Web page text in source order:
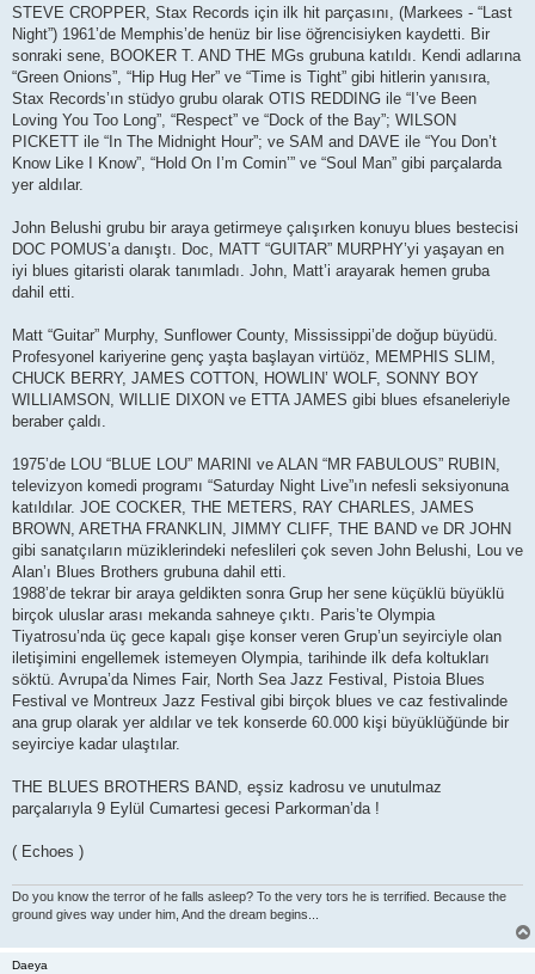
STEVE CROPPER, Stax Records için ilk hit parçasını, (Markees - “Last
Night”) 1961’de Memphis’de henüz bir lise öğrencisiyken kaydetti. Bir
sonraki sene, BOOKER T. AND THE MGs grubuna katıldı. Kendi adlarına
“Green Onions”, “Hip Hug Her” ve “Time is Tight” gibi hitlerin yanısıra,
Stax Records’ın stüdyo grubu olarak OTIS REDDING ile “I’ve Been
Loving You Too Long”, “Respect” ve “Dock of the Bay”; WILSON
PICKETT ile “In The Midnight Hour”; ve SAM and DAVE ile “You Don’t
Know Like I Know”, “Hold On I’m Comin’” ve “Soul Man” gibi parçalarda
yer aldılar.
John Belushi grubu bir araya getirmeye çalışırken konuyu blues bestecisi
DOC POMUS’a danıştı. Doc, MATT “GUITAR” MURPHY’yi yaşayan en
iyi blues gitaristi olarak tanımladı. John, Matt’i arayarak hemen gruba
dahil etti.
Matt “Guitar” Murphy, Sunflower County, Mississippi’de doğup büyüdü.
Profesyonel kariyerine genç yaşta başlayan virtüöz, MEMPHIS SLIM,
CHUCK BERRY, JAMES COTTON, HOWLIN’ WOLF, SONNY BOY
WILLIAMSON, WILLIE DIXON ve ETTA JAMES gibi blues efsaneleriyle
beraber çaldı.
1975’de LOU “BLUE LOU” MARINI ve ALAN “MR FABULOUS” RUBIN,
televizyon komedi programı “Saturday Night Live”ın nefesli seksiyonuna
katıldılar. JOE COCKER, THE METERS, RAY CHARLES, JAMES
BROWN, ARETHA FRANKLIN, JIMMY CLIFF, THE BAND ve DR JOHN
gibi sanatçıların müziklerindeki nefeslileri çok seven John Belushi, Lou ve
Alan’ı Blues Brothers grubuna dahil etti.
1988’de tekrar bir araya geldikten sonra Grup her sene küçüklü büyüklü
birçok uluslar arası mekanda sahneye çıktı. Paris’te Olympia
Tiyatrosu’nda üç gece kapalı gişe konser veren Grup’un seyirciyle olan
iletişimini engellemek istemeyen Olympia, tarihinde ilk defa koltukları
söktü. Avrupa’da Nimes Fair, North Sea Jazz Festival, Pistoia Blues
Festival ve Montreux Jazz Festival gibi birçok blues ve caz festivalinde
ana grup olarak yer aldılar ve tek konserde 60.000 kişi büyüklüğünde bir
seyirciye kadar ulaştılar.
THE BLUES BROTHERS BAND, eşsiz kadrosu ve unutulmaz
parçalarıyla 9 Eylül Cumartesi gecesi Parkorman’da !
( Echoes )
Do you know the terror of he falls asleep? To the very tors he is terrified. Because the
ground gives way under him, And the dream begins...
Daeya